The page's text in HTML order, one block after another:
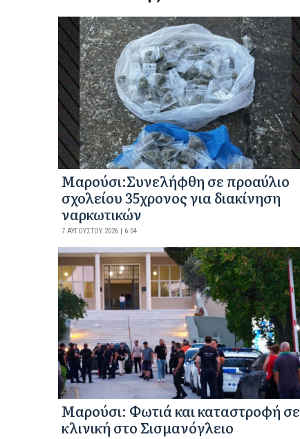
Μαρούσι:Συνελήφθη σε προαύλιο
σχολείου 35χρονος για διακίνηση
ναρκωτικών
7 ΑΥΓΟΎΣΤΟΥ 2026 | 6:04
Μαρούσι: Φωτιά και καταστροφή σε
κλινική στο Σισμανόγλειο